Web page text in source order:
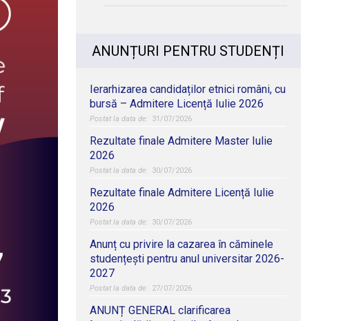
ANUNȚURI PENTRU STUDENȚI
Ierarhizarea candidaților etnici români, cu
bursă – Admitere Licență Iulie 2026
31/07/2026
Rezultate finale Admitere Master Iulie
2026
30/07/2026
Rezultate finale Admitere Licență Iulie
2026
30/07/2026
Anunț cu privire la cazarea în căminele
studențești pentru anul universitar 2026-
2027
27/07/2026
ANUNȚ GENERAL clarificarea